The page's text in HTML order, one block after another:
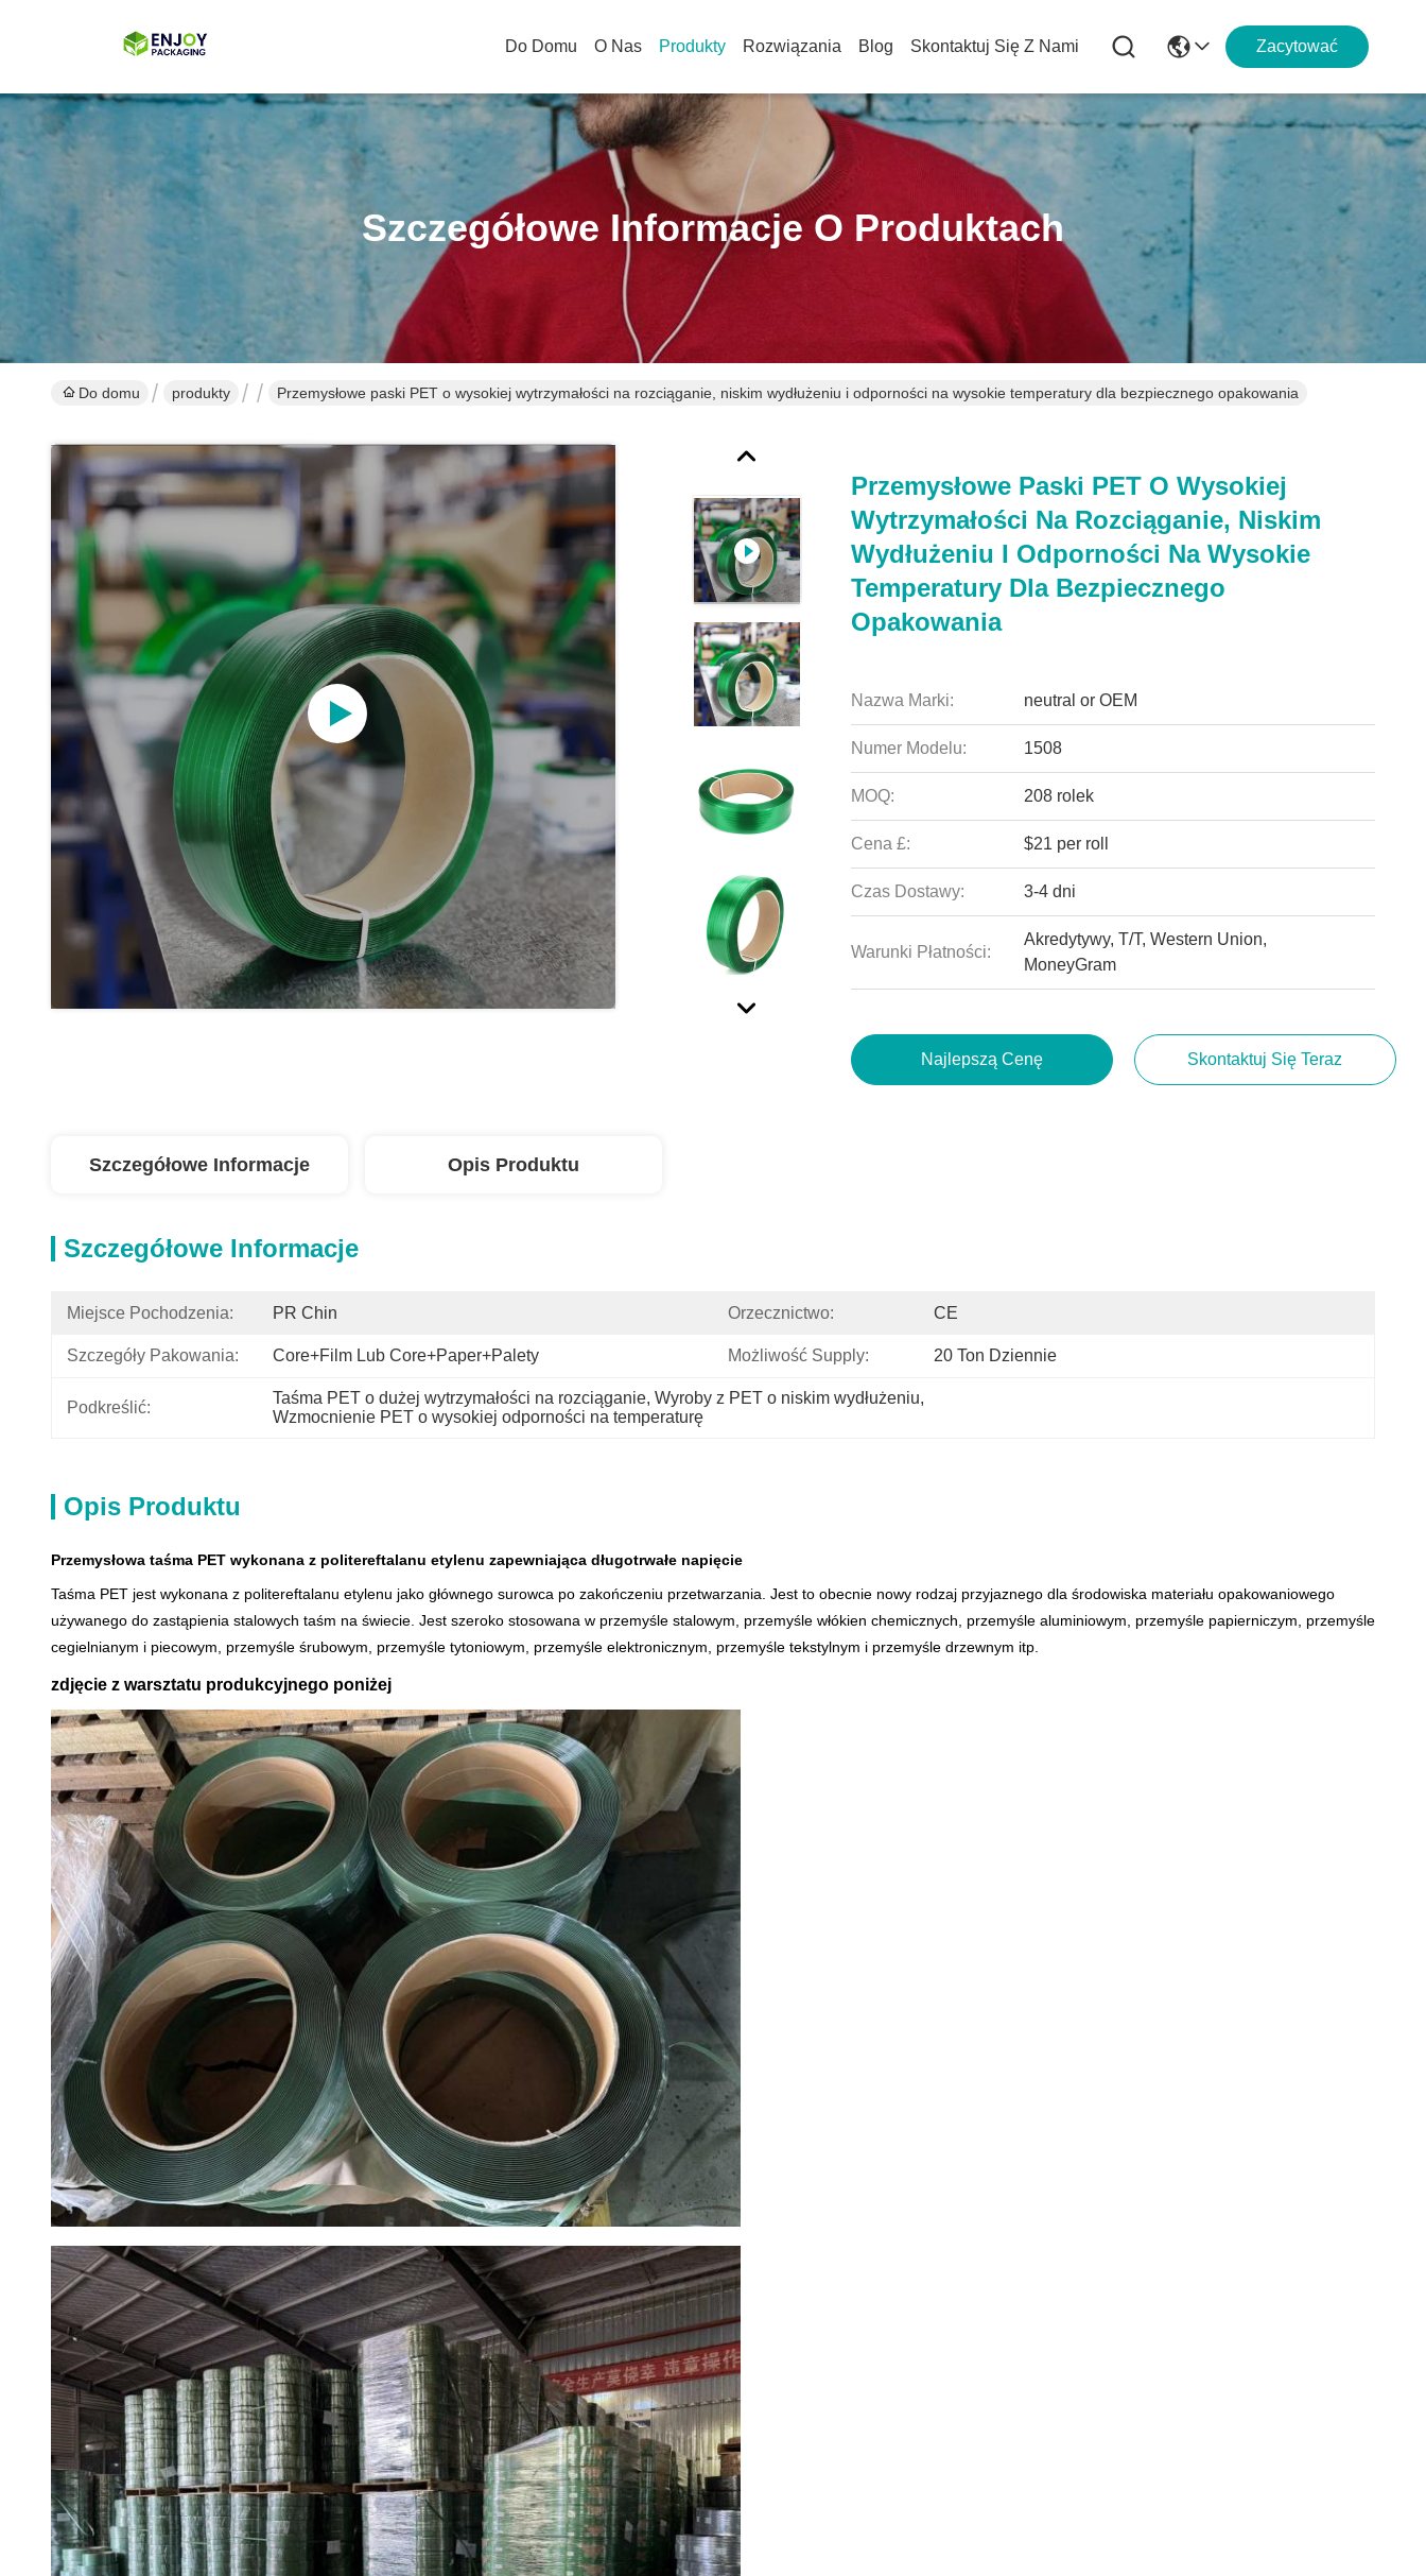
Do Domu O Nas Produkty Rozwiązania Blog Skontaktuj Się Z Nami Zacytować
Szczegółowe Informacje O Produktach
Do domu produkty Przemysłowe paski PET o wysokiej wytrzymałości na rozciąganie, niskim wydłużeniu i odporności na wysokie temperatury dla bezpiecznego opakowania
Przemysłowe Paski PET O Wysokiej
Wytrzymałości Na Rozciąganie, Niskim
Wydłużeniu I Odporności Na Wysokie
Temperatury Dla Bezpiecznego
Opakowania
Nazwa Marki: neutral or OEM
Numer Modelu: 1508
MOQ: 208 rolek
Cena £: $21 per roll
Czas Dostawy: 3-4 dni
Warunki Płatności:
Akredytywy, T/T, Western Union,
MoneyGram
Najlepszą Cenę Skontaktuj Się Teraz
Szczegółowe Informacje Opis Produktu
Szczegółowe Informacje
Miejsce Pochodzenia: PR Chin Orzecznictwo: CE
Szczegóły Pakowania: Core+Film Lub Core+Paper+palety Możliwość Supply: 20 Ton Dziennie
Podkreślić:
Taśma PET o dużej wytrzymałości na rozciąganie, Wyroby z PET o niskim wydłużeniu,
Wzmocnienie PET o wysokiej odporności na temperaturę
Opis Produktu
Przemysłowa taśma PET wykonana z politereftalanu etylenu zapewniająca długotrwałe napięcie
Taśma PET jest wykonana z politereftalanu etylenu jako głównego surowca po zakończeniu przetwarzania. Jest to obecnie nowy rodzaj przyjaznego dla środowiska materiału opakowaniowego
używanego do zastąpienia stalowych taśm na świecie. Jest szeroko stosowana w przemyśle stalowym, przemyśle włókien chemicznych, przemyśle aluminiowym, przemyśle papierniczym, przemyśle
cegielnianym i piecowym, przemyśle śrubowym, przemyśle tytoniowym, przemyśle elektronicznym, przemyśle tekstylnym i przemyśle drzewnym itp.
zdjęcie z warsztatu produkcyjnego poniżej